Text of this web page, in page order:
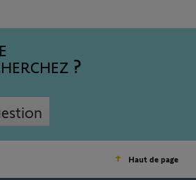
Haut de page